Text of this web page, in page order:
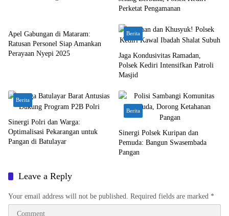
Perketat Pengamanan
Apel Gabungan di Mataram:
Ratusan Personel Siap Amankan
Perayaan Nyepi 2025
Berita
Jaga Kondusivitas Ramadan,
Polsek Kediri Intensifkan Patroli
Masjid
Berita
Sinergi Polri dan Warga:
Optimalisasi Pekarangan untuk
Pangan di Batulayar
Berita
Sinergi Polsek Kuripan dan
Pemuda: Bangun Swasembada
Pangan
Leave a Reply
Your email address will not be published. Required fields are marked *